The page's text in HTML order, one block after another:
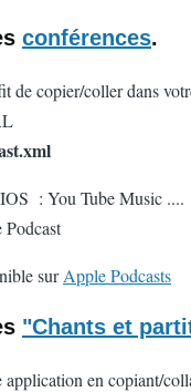
conférences.
de copier/coller dans
: You Tube Music ....
surApple Podcasts
"Chants et
application en copiant/